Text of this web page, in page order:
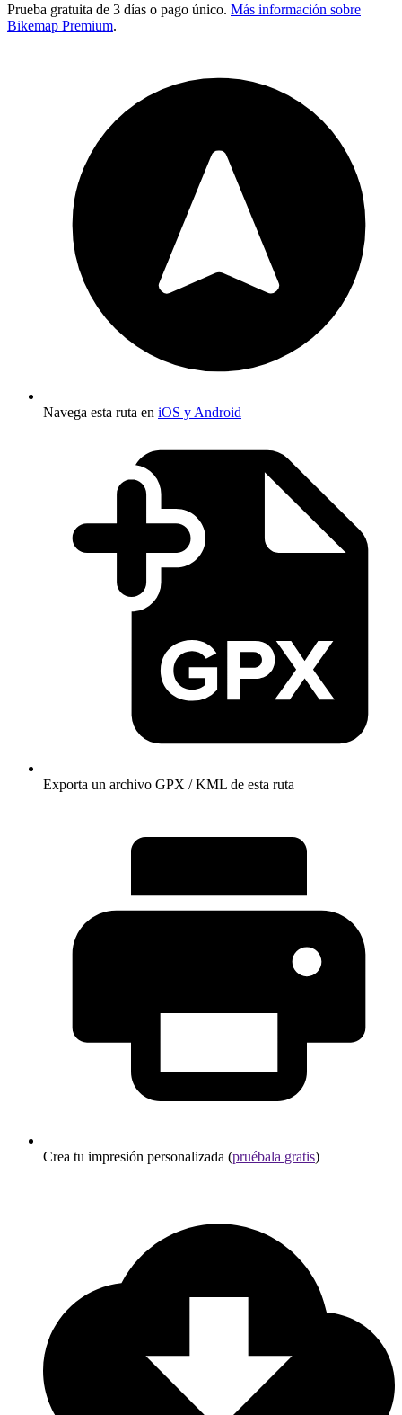
Prueba gratuita de 3 días o pago único. Más información sobre
Bikemap Premium.
Navega esta ruta en iOS y Android
Exporta un archivo GPX / KML de esta ruta
Crea tu impresión personalizada (pruébala gratis)